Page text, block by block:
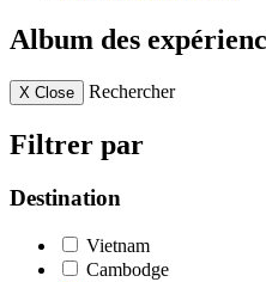
Album des
X Close Rechercher
Filtrer par
Destination
Vietnam
Cambodge